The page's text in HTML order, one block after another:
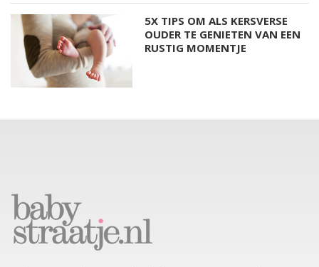
5X TIPS OM ALS KERSVERSE
OUDER TE GENIETEN VAN EEN
RUSTIG MOMENTJE